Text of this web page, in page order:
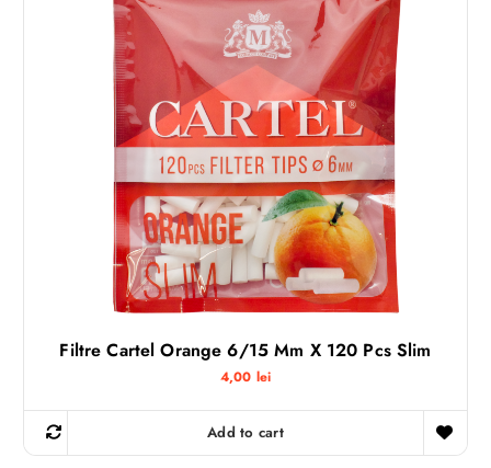
Filtre Cartel Orange 6/15 Mm X 120 Pcs Slim
4,00 lei
Add to cart